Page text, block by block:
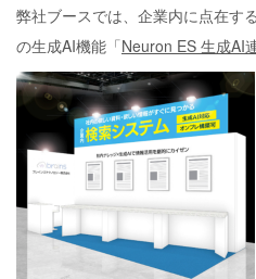
弊社ブースでは、企業内に点在す
の生成AI機能「Neuron ES 生成AI